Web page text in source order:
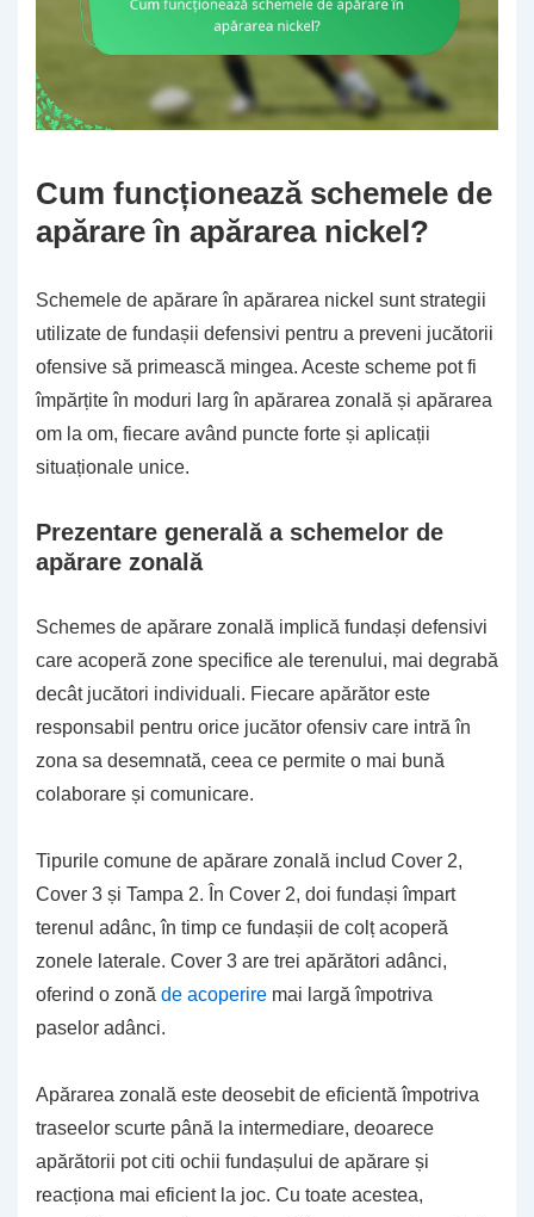
Cum funcționează schemele de
apărare în apărarea nickel?
Schemele de apărare în apărarea nickel sunt strategii
utilizate de fundașii defensivi pentru a preveni jucătorii
ofensive să primească mingea. Aceste scheme pot fi
împărțite în moduri larg în apărarea zonală și apărarea
om la om, fiecare având puncte forte și aplicații
situaționale unice.
Prezentare generală a schemelor de
apărare zonală
Schemes de apărare zonală implică fundași defensivi
care acoperă zone specifice ale terenului, mai degrabă
decât jucători individuali. Fiecare apărător este
responsabil pentru orice jucător ofensiv care intră în
zona sa desemnată, ceea ce permite o mai bună
colaborare și comunicare.
Tipurile comune de apărare zonală includ Cover 2,
Cover 3 și Tampa 2. În Cover 2, doi fundași împart
terenul adânc, în timp ce fundașii de colț acoperă
zonele laterale. Cover 3 are trei apărători adânci,
oferind o zonă de acoperire mai largă împotriva
paselor adânci.
Apărarea zonală este deosebit de eficientă împotriva
traseelor scurte până la intermediare, deoarece
apărătorii pot citi ochii fundașului de apărare și
reacționa mai eficient la joc. Cu toate acestea,